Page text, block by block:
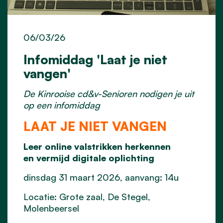
Infomiddag 'Laat je niet
vangen'
06/03/26
De Kinrooise cd&v-Senioren nodigen je uit
op een infomiddag
LAAT JE NIET VANGEN
Leer online valstrikken herkennen
en vermijd digitale oplichting
dinsdag 31 maart 2026, aanvang: 14u
Locatie: Grote zaal, De Stegel,
Molenbeersel